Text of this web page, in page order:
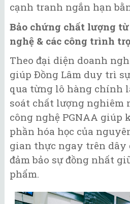
cạnh tranh ngắn hạn
Bảo chứng chất lượng
nghệ & các công trình
Theo đại diện doanh
giúp Đồng Lâm duy trì
qua từng lô hàng chính
soát chất lượng nghiêm
công nghệ PGNAA giúp
phần hóa học của
gian thực ngay trên dây
đảm bảo sự đồng nhất
phẩm.